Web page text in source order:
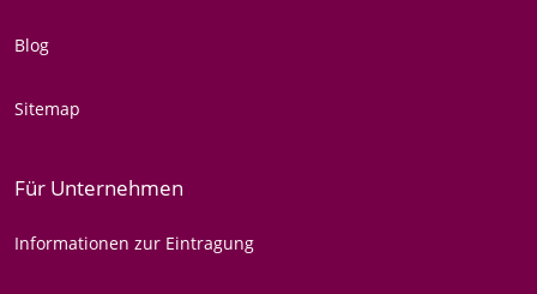
Blog
Sitemap
Für Unternehmen
Informationen zur Eintragung